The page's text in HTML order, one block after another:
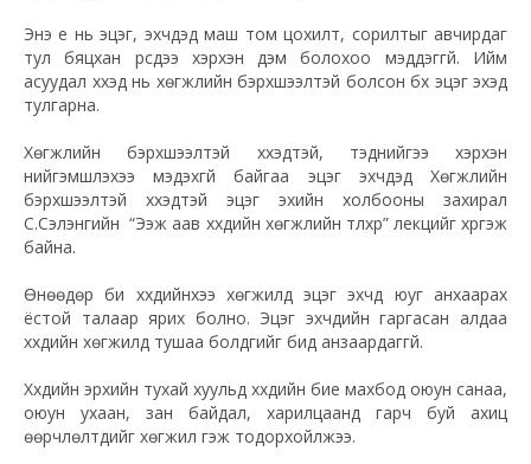
Энэ үе нь эцэг, эхчүүдэд маш том цохилт, сорилтыг авчирдаг
тул бяцхан үрсдээ хэрхэн дэм болохоо мэддэггүй. Ийм
асуудал хүүхэд нь хөгжлийн бэрхшээлтэй болсон бүх эцэг эхэд
тулгарна.
Хөгжлийн бэрхшээлтэй хүүхэдтэй, тэднийгээ хэрхэн
нийгэмшүүлэхээ мэдэхгүй байгаа эцэг эхчүүдэд Хөгжлийн
бэрхшээлтэй хүүхэдтэй эцэг эхийн холбооны захирал
С.Сэлэнгийн “Ээж аав хүүхдийн хөгжлийн түлхүүр” лекцийг хүргэж
байна.
Өнөөдөр би хүүхдийнхээ хөгжилд эцэг эхчүүд юуг анхаарах
ёстой талаар ярих болно. Эцэг эхчүүдийн гаргасан алдаа
хүүхдийн хөгжилд тушаа болдгийг бид анзаардаггүй.
Хүүхдийн эрхийн тухай хуульд хүүхдийн бие махбод оюун санаа,
оюун ухаан, зан байдал, харилцаанд гарч буй ахиц
өөрчлөлтүүдийг хөгжил гэж тодорхойлжээ.